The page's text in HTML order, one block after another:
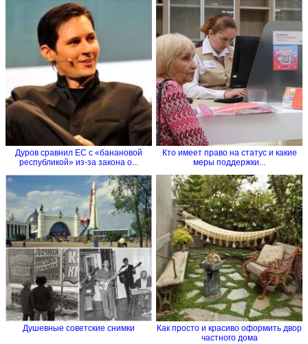
Дуров сравнил ЕС с «банановой
республикой» из-за закона о...
Кто имеет право на статус и какие
меры поддержки...
Душевные советские снимки
Как просто и красиво оформить двор
частного дома